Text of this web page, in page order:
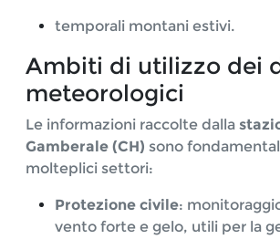
temporali montani estivi.
Ambiti di utilizzo dei
meteorologici
Le informazioni raccolte dalla
Gamberale (CH) sono
molteplici settori:
Protezione civile:
vento forte e gelo, utili per la